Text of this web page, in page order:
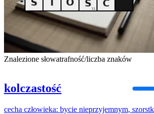
Znalezione słowatrafność/liczba znaków
kolczastość
cecha człowieka: bycie nieprzyjemnym,